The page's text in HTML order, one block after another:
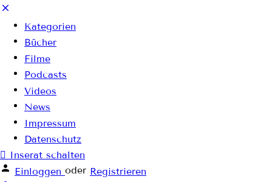
Kategorien
Bücher
Filme
Podcasts
Videos
News
Impressum
Datenschutz
Inserat schalten
Einloggen oder Registrieren